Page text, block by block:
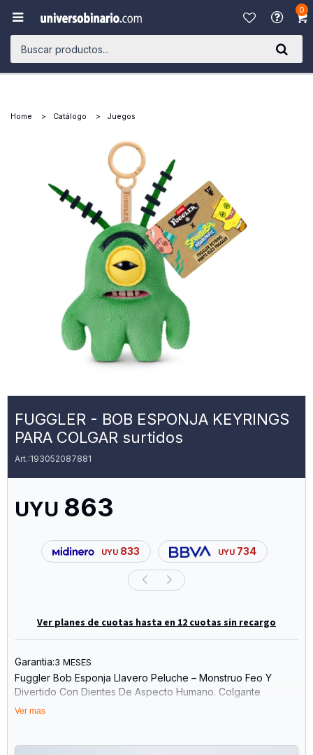
0

Home Catálogo Juegos
FUGGLER - BOB ESPONJA KEYRINGS
PARA COLGAR surtidos
193052087881
UYU 863
UYU 833 UYU 734
Ver planes de cuotas hasta en 12 cuotas sin recargo
Garantia:3 MESES
Fuggler Bob Esponja Llavero Peluche – Monstruo Feo Y
Divertido Con Dientes De Aspecto Humano. Colgante
Coleccionable Para Bolsas, Niños, Adolescentes Y Fans De
Ver mas